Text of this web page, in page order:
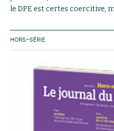
le DPE est certes coercitive,
HORS-SÉRIE